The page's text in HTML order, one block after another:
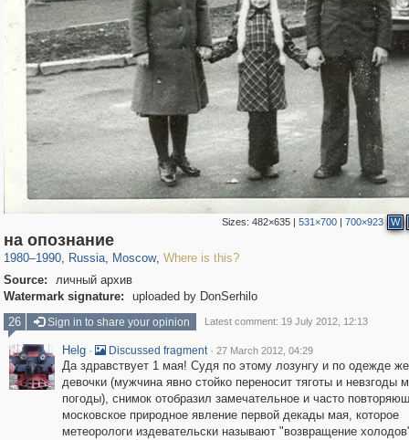
Sizes:482×635 |531×700 |700×923 W
на опознание
1980–1990, Russia
1,406,849
, Moscow
319,861
, Where is this?
Source:
личный архив
Watermark signature:
uploaded by DonSerhilo
26
Sign in to share your opinion Latest comment: 19 July 2012, 12:13
Helg · Discussed fragment · 27 March 2012, 04:29
Да здравствует 1 мая! Судя по этому лозунгу и по одежде
девочки (мужчина явно стойко переносит тяготы и невзгоды
погоды), снимок отобразил замечательное и часто
московское природное явление первой декады мая, которое
метеорологи издевательски называют "возвращение